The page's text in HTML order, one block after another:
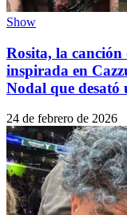
Show
Rosita, la
inspirada en
Nodal que desató
24 de febrero de 2026